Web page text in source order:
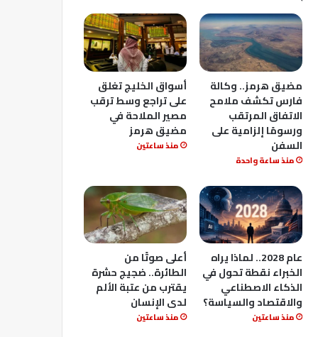
مضيق هرمز.. وكالة
فارس تكشف ملامح
الاتفاق المرتقب
ورسومًا إلزامية على
السفن
منذ ساعة واحدة
أسواق الخليج تغلق
على تراجع وسط ترقب
مصير الملاحة في
مضيق هرمز
منذ ساعتين
عام 2028.. لماذا يراه
الخبراء نقطة تحول في
الذكاء الاصطناعي
والاقتصاد والسياسة؟
منذ ساعتين
أعلى صوتًا من
الطائرة.. ضجيج حشرة
يقترب من عتبة الألم
لدى الإنسان
منذ ساعتين